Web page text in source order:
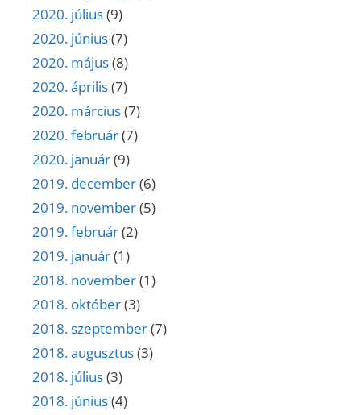
2020. július(9)
2020. június(7)
2020. május(8)
2020. április(7)
2020. március(7)
2020. február(7)
2020. január(9)
2019. december(6)
2019. november(5)
2019. február(2)
2019. január(1)
2018. november(1)
2018. október(3)
2018. szeptember(7)
2018. augusztus(3)
2018. július(3)
2018. június(4)